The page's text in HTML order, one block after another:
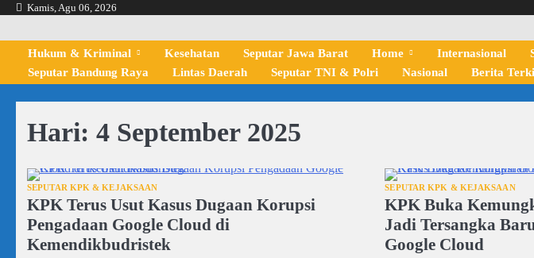
Skip
content
Kamis, Agu 06, 2026
Hukum & Kriminal Kesehatan Seputar Jawa Barat Home Internasional
Seputar Bandung Raya
Lintas Daerah Seputar TNI & Polri Nasional Berita
Hari: 4 September 2025
SEPUTAR KPK & KEJAKSAAN
KPK Terus Usut Kasus Dugaan Korupsi
Pengadaan Google Cloud di
Kemendikbudristek
SEPUTAR KPK & KEJAKSAAN
KPK Buka
Jadi Tersangka
Google Cloud